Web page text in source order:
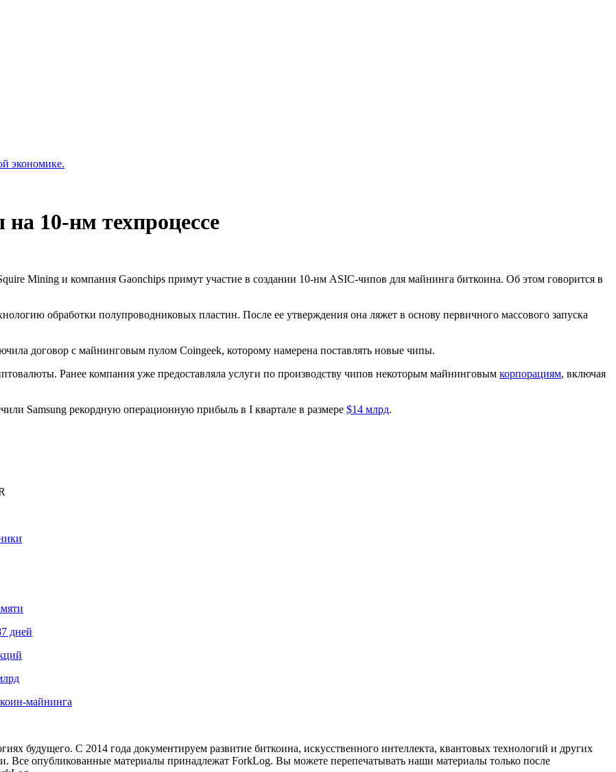
экономике.
10-нм техпроцессе
Mining и компания Gaonchips примут участие в создании 10-нм ASIC-чипов для майнинга биткоина. Об этом говорится в
обработки полупроводниковых пластин. После ее утверждения она ляжет в основу первичного массового запуска
договор с майнинговым пулом Coingeek, которому намерена поставлять новые чипы.
Ранее компания уже предоставляла услуги по производству чипов некоторым майнинговым корпорациям, включая
Samsung рекордную операционную прибыль в I квартале в размере $14 млрд.
дней
майнинга
будущего. С 2014 года документируем развитие биткоина, искусственного интеллекта, квантовых технологий и других
Все опубликованные материалы принадлежат ForkLog. Вы можете перепечатывать наши материалы только после